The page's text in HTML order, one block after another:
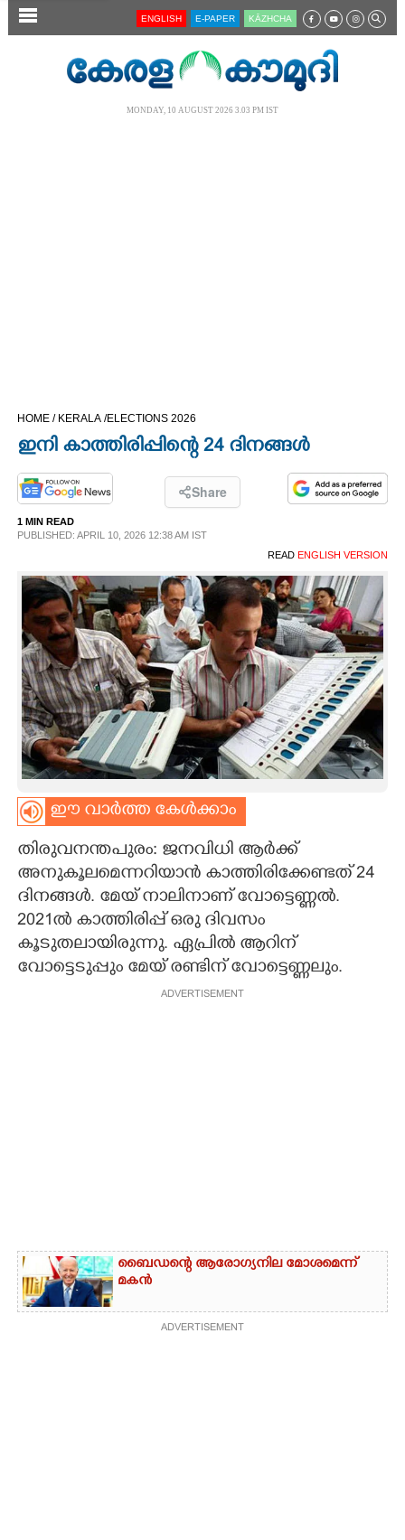
SECTIONS
CINEMA
OPINION
PHOTOS
LIFESTYLE
SPIRITUAL
INFO+
ART
CARTOONS
LITERATURE
ZOOM
ENGLISH E-PAPER KĀZHCHA
MONDAY, 10 AUGUST 2026 3.03 PM IST
HOME / KERALA /ELECTIONS 2026
ഇനി കാത്തിരിപ്പിന്റെ 24 ദിനങ്ങൾ
Share
1 MIN READ
PUBLISHED: APRIL 10, 2026 12:38 AM IST
READ ENGLISH VERSION
ഈ വാർത്ത കേൾക്കാം
തിരുവനന്തപുരം: ജനവിധി ആർക്ക്
അനുകൂലമെന്നറിയാൻ കാത്തിരിക്കേണ്ടത് 24
ദിനങ്ങൾ. മേയ് നാലിനാണ് വോട്ടെണ്ണൽ.
2021ൽ കാത്തിരിപ്പ് ഒരു ദിവസം
കൂടുതലായിരുന്നു. ഏപ്രിൽ ആറിന്
വോട്ടെടുപ്പും മേയ് രണ്ടിന് വോട്ടെണ്ണലും.
ADVERTISEMENT
ബൈഡന്റെ ആരോഗ്യനില മോശമെന്ന്
മകൻ
ADVERTISEMENT